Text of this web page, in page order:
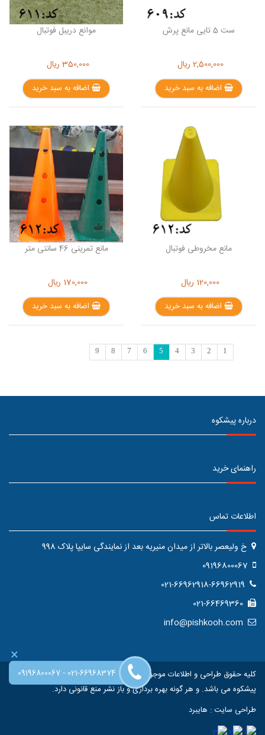
ست 5 تایی مانع پرش
2,500,000 ریال
اضافه به سبد خرید
موانع دریبل فوتبال
350,000 ریال
اضافه به سبد خرید
مانع مخروطی فوتبال
120,000 ریال
اضافه به سبد خرید
مانع تمرینی 46 سانتی متر
170,000 ریال
اضافه به سبد خرید
1
2
3
4
5
6
7
8
9
درباره پیشکوه
راهنمای خرید
اطلاعات تماس
خ ولیعصر بالاتر از میدان منیریه بعد از نمایندگی سایپا پلاک 998
کلیه حقوق طراحی و اطلاعات موجود در این سایت متعلق به فروشگاه اینترنتی
پیشکوه می باشد. و هر گونه بهره برداری و باز نشر منع قانونی دارد.
طراحی سایت: هایبرد
×
09196800067- 021-66968374